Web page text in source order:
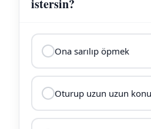
istersin?
Ona sarılıp öpmek
Oturup uzun uzun